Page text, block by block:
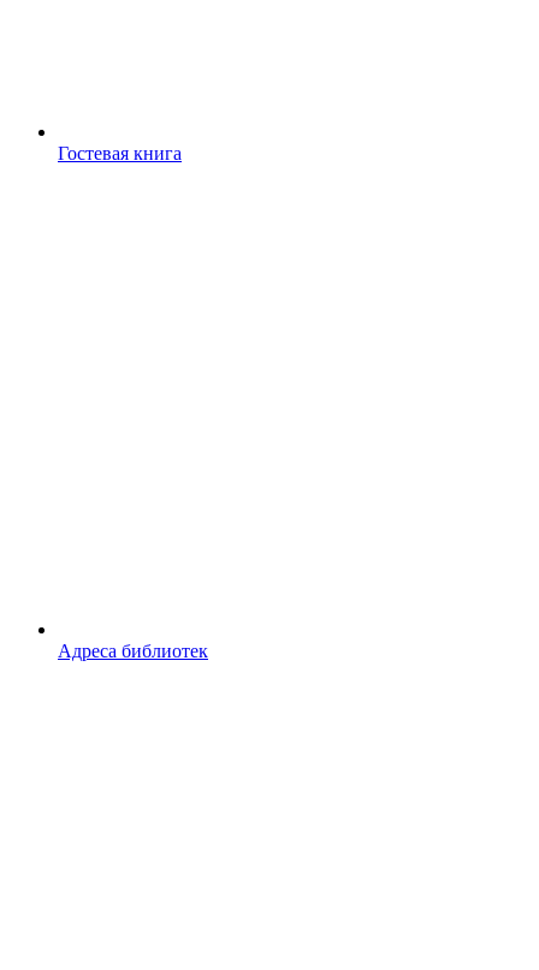
Гостевая книга
Адреса библиотек